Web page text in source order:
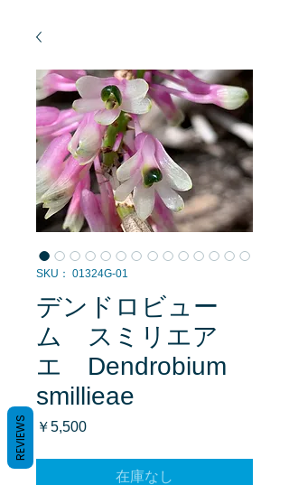
SKU： 01324G-01
デンドロビュー
ム スミリエア
エ Dendrobium
smillieae
￥5,500価
在庫なし
REVIEWS